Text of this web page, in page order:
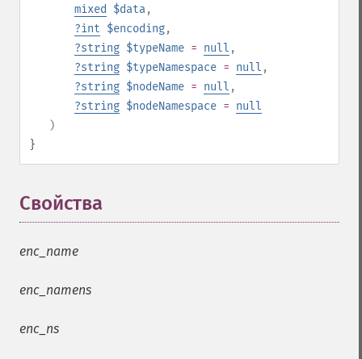
mixed
$data,
?int $encoding,
?string $typeName = null ,
?string $typeNamespace = null ,
?string $nodeName = null ,
?string $nodeNamespace = null
)
}
Свойства
enc_name
enc_namens
enc_ns